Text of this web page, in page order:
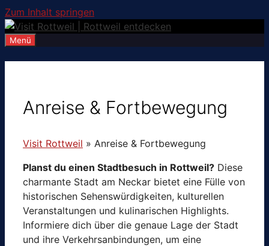
Zum Inhalt springen
Menü
Anreise & Fortbewegung
Visit Rottweil » Anreise & Fortbewegung
Planst du einen Stadtbesuch in Rottweil? Diese
charmante Stadt am Neckar bietet eine Fülle von
historischen Sehenswürdigkeiten, kulturellen
Veranstaltungen und kulinarischen Highlights.
Informiere dich über die genaue Lage der Stadt
und ihre Verkehrsanbindungen, um eine